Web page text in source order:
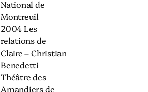
National de
Montreuil
2004 Les
relations de
Claire – Christian
Benedetti
Théâtre des
Amandiers de